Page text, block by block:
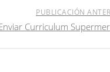
PUBLICACIÓN
Curriculum